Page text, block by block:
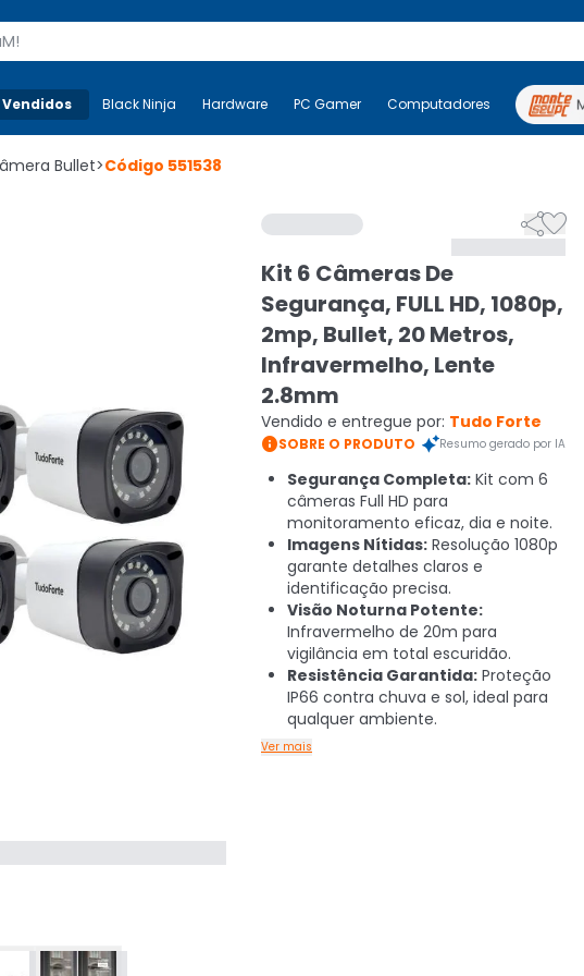
Mais-v- Black Ninja Hardware PC Gamer Computadores
Black Ninja Hardware PC Gamer Computadores Periféricos
Bullet>Código 551538

Kit 6 Câmeras De
Segurança, FULL HD, 1080p,
2mp, Bullet, 20 Metros,
Infravermelho, Lente
2.8mm
Vendido e entregue por: Tudo Forte
SOBRE O PRODUTO Resumo gerado por IA
Segurança Completa: Kit com 6
câmeras Full HD para
monitoramento eficaz, dia e noite.
Imagens Nítidas: Resolução 1080p
garante detalhes claros e
identificação precisa.
Visão Noturna Potente:
Infravermelho de 20m para
vigilância em total escuridão.
Resistência Garantida: Proteção
IP66 contra chuva e sol, ideal para
qualquer ambiente.
Ver mais